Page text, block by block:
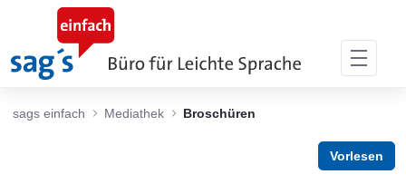
Zum Hauptinhalt springen
sags einfach Mediathek Broschüren
Vorlesen